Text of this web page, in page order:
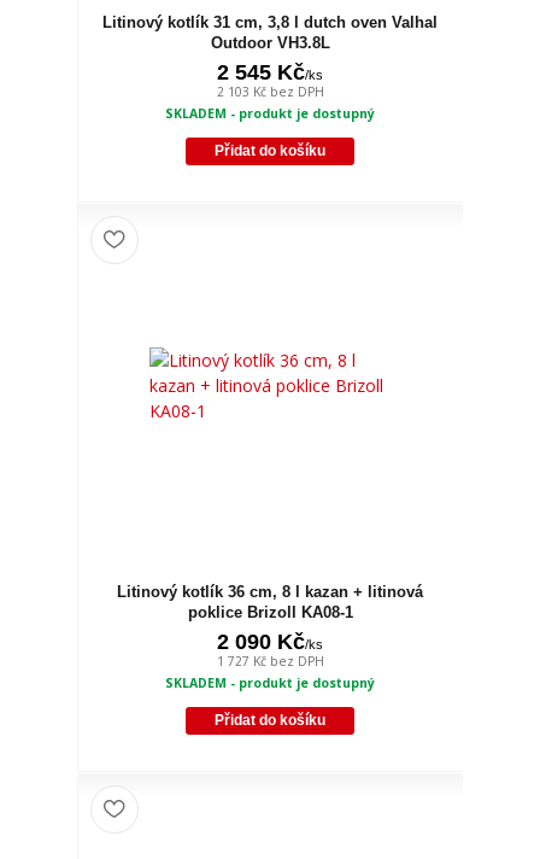
Litinový kotlík 31 cm, 3,8 l dutch oven Valhal
Outdoor VH3.8L
2 545 Kč/ks
2 103 Kč bez DPH
SKLADEM - produkt je dostupný
Přidat do košíku
Litinový kotlík 36 cm, 8 l kazan + litinová
poklice Brizoll KA08-1
2 090 Kč/ks
1 727 Kč bez DPH
SKLADEM - produkt je dostupný
Přidat do košíku